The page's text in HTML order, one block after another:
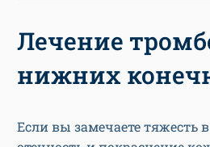
Лечение
нижних
Если вы замечаете тяжесть в